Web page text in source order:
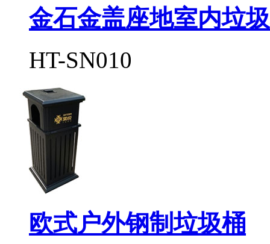
金石金盖座地室内垃
HT-SN010
欧式户外钢制垃圾桶